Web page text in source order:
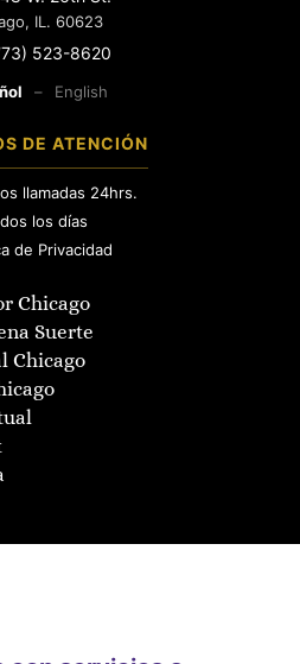
IL. 60623
523-8620
– English
DE ATENCIÓN
llamadas 24hrs.
los días
de Privacidad
Chicago
Suerte
Chicago